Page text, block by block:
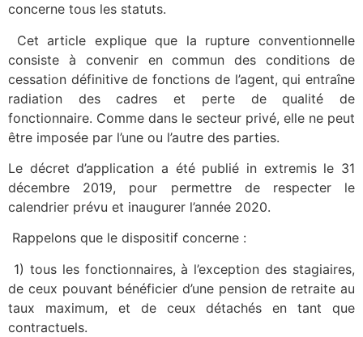
concerne tous les statuts.
Cet article explique que la rupture conventionnelle
consiste à convenir en commun des conditions de
cessation définitive de fonctions de l’agent, qui entraîne
radiation des cadres et perte de qualité de
fonctionnaire. Comme dans le secteur privé, elle ne peut
être imposée par l’une ou l’autre des parties.
Le décret d’application a été publié in extremis le 31
décembre 2019, pour permettre de respecter le
calendrier prévu et inaugurer l’année 2020.
Rappelons que le dispositif concerne :
1) tous les fonctionnaires, à l’exception des stagiaires,
de ceux pouvant bénéficier d’une pension de retraite au
taux maximum, et de ceux détachés en tant que
contractuels.